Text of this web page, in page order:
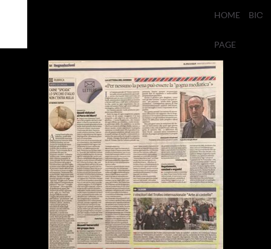
HOME
PAGE
BIO